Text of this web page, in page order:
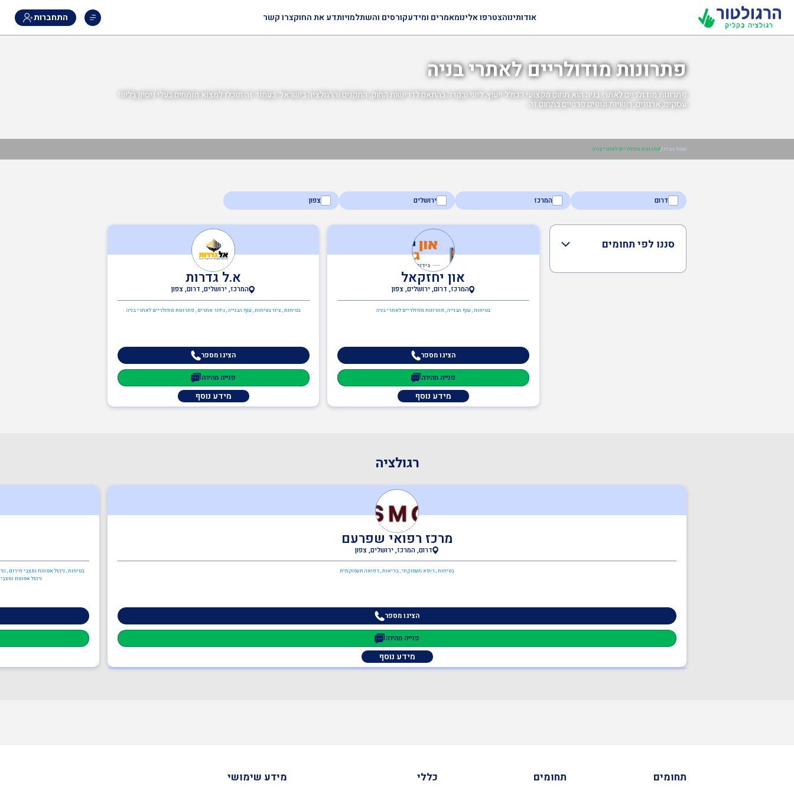
התחברות אודותינוהצטרפו אלינומאמרים ומידעקורסים והשתלמויותדע את החוקצרו קשר
פתרונות מודולריים לאתרי בניה
פתרונות מודולריים לאתרי בניה הוא תחום מקצועי הכולל ייעוץ, ליווי ובקרה בהתאם לדרישות החוק, התקנים והרגולציה בישראל. בעמוד זה תוכלו למצוא מומחים בעלי ניסיון בליווי
עסקים, ארגונים, רשויות וגופים פרטיים בתחום זה.
עמוד הבית/פתרונות מודולריים לאתרי בניה
דרום המרכז ירושלים צפון
סננו לפי תחומים
און יחזקאל
המרכז, דרום, ירושלים, צפון
בטיחות , ענף הבנייה , פתרונות מודולריים לאתרי בניה
הציגו מספר
פנייה מהירה
מידע נוסף
א.ל גדרות
המרכז, ירושלים, דרום, צפון
בטיחות , ציוד בטיחות , ענף הבנייה , גידור אתרים , פתרונות מודולריים לאתרי בניה
הציגו מספר
פנייה מהירה
מידע נוסף
רגולציה
מרכז רפואי שפרעם
דרום, המרכז, ירושלים, צפון
בטיחות , רופא תעסוקתי , בריאות , רפואה תעסוקתית
הציגו מספר
פנייה מהירה
מידע נוסף
בטיחות , ניהול אסונות ומצבי חירום ,
ניהול אסונות
תחומים תחומים כללי מידע שימושי